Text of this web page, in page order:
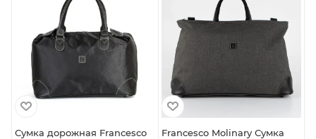
Сумка дорожная Francesco
Francesco Molinary Сумка